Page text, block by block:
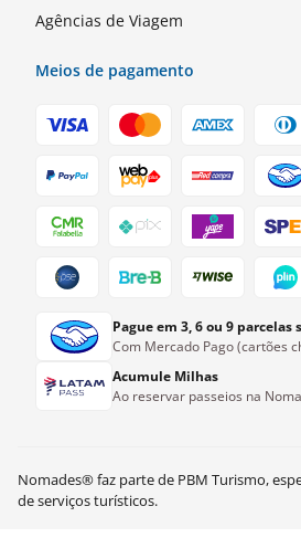
Agências de Viagem
Meios de pagamento
Pague em 3, 6 ou 9 parcelas
Com Mercado Pago (cartões
Acumule Milhas
Ao reservar passeios na
Nomades® faz parte de PBM Turismo,
de serviços turísticos.